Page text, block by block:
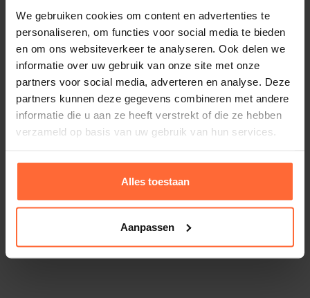
We gebruiken cookies om content en advertenties te
personaliseren, om functies voor social media te bieden
en om ons websiteverkeer te analyseren. Ook delen we
informatie over uw gebruik van onze site met onze
partners voor social media, adverteren en analyse. Deze
partners kunnen deze gegevens combineren met andere
informatie die u aan ze heeft verstrekt of die ze hebben
verzameld op basis van uw gebruik van hun services.
Alles toestaan
Aanpassen
S&Z warmtepomp reiniger 1L
31,45
Oorspronkelijke prijs was: 31,45.Huidige prijs is: 19,95.